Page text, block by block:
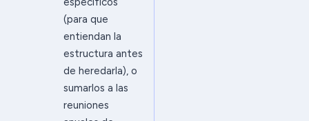
(para que
entiendan la
estructura antes
de heredarla), o
sumarlos a las
reuniones